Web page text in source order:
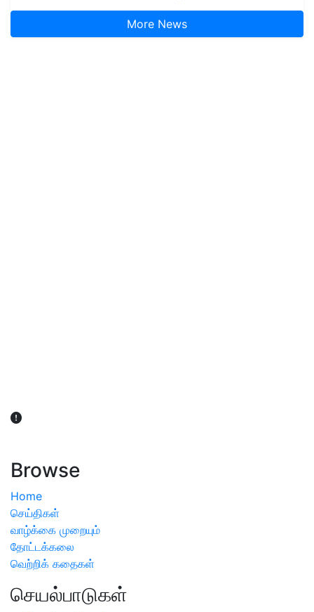
More News
Browse
Home
செய்திகள்
வாழ்க்கை முறையும்
தோட்டக்கலை
வெற்றிக் கதைகள்
செயல்பாடுகள்